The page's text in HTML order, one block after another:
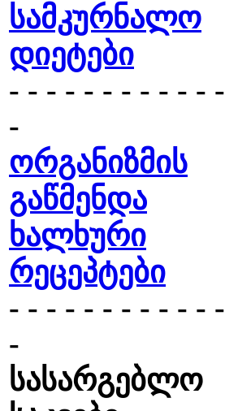
სამკურნალო
დიეტები
- - - - - - - - - - - -
-
ორგანიზმის
გაწმენდა
ხალხური
რეცეპტები
- - - - - - - - - - - -
-
სასარგებლო